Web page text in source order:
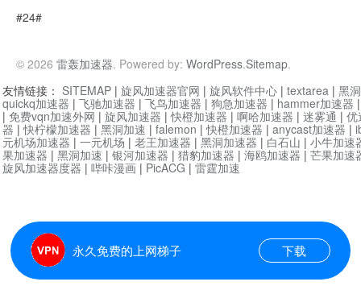
#24#
© 2026 雷轰加速器. Powered by: WordPress.Sitemap.
永久免费的上网梯子 下载
友情链接： SITEMAP | 旋风加速器官网 | 旋风软件中心 | textarea | 黑
quickq加速器 | 飞驰加速器 | 飞鸟加速器 | 狗急加速器 | hammer加速器
| 免费vqn加速外网 | 旋风加速器 |快橙加速器 | 啊哈加速器 | 迷雾通 | 优
器 |快柠檬加速器 | 黑洞加速 | falemon |快橙加速器 | anycast加速器 |
元机场加速器 | 一元机场 | 老王加速器 | 黑洞加速器 | 白石山 | 小牛加速
果加速器 | 黑洞加速 | 银河加速器 | 猎豹加速器 | 海鸥加速器 | 芒果加速
旋风加速器度器 | 哔咔漫画 | PicACG | 雷霆加速